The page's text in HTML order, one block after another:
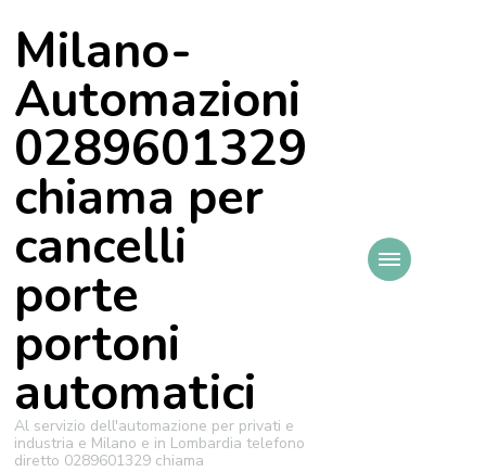
Milano-
Automazioni
0289601329
chiama per
cancelli
porte
portoni
automatici
Al servizio dell'automazione per privati e
industria e Milano e in Lombardia telefono
diretto 0289601329 chiama